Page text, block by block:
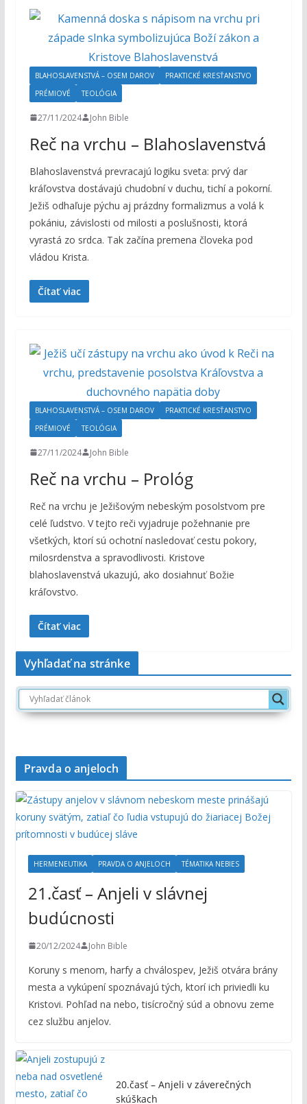
BLAHOSLAVENSTVÁ – OSEM DAROV
PRAKTICKÉ KRESŤANSTVO
PRÉMIOVÉ
TEOLÓGIA
27/11/2024 John Bible
Reč na vrchu – Blahoslavenstvá
Blahoslavenstvá prevracajú logiku sveta: prvý dar
kráľovstva dostávajú chudobní v duchu, tichí a pokorní.
Ježiš odhaľuje pýchu aj prázdny formalizmus a volá k
pokániu, závislosti od milosti a poslušnosti, ktorá
vyrastá zo srdca. Tak začína premena človeka pod
vládou Krista.
Čítať viac
BLAHOSLAVENSTVÁ – OSEM DAROV
PRAKTICKÉ KRESŤANSTVO
PRÉMIOVÉ
TEOLÓGIA
27/11/2024 John Bible
Reč na vrchu – Prológ
Reč na vrchu je Ježišovým nebeským posolstvom pre
celé ľudstvo. V tejto reči vyjadruje požehnanie pre
všetkých, ktorí sú ochotní nasledovať cestu pokory,
milosrdenstva a spravodlivosti. Kristove
blahoslavenstvá ukazujú, ako dosiahnuť Božie
kráľovstvo.
Čítať viac
Vyhľadať na stránke
Pravda o anjeloch
HERMENEUTIKA PRAVDA O ANJELOCH TÉMATIKA NEBIES
21.časť – Anjeli v slávnej
budúcnosti
20/12/2024 John Bible
Koruny s menom, harfy a chválospev, Ježiš otvára brány
mesta a vykúpení spoznávajú tých, ktorí ich priviedli ku
Kristovi. Pohľad na nebo, tisícročný súd a obnovu zeme
cez službu anjelov.
20.časť – Anjeli v záverečných
skúškach